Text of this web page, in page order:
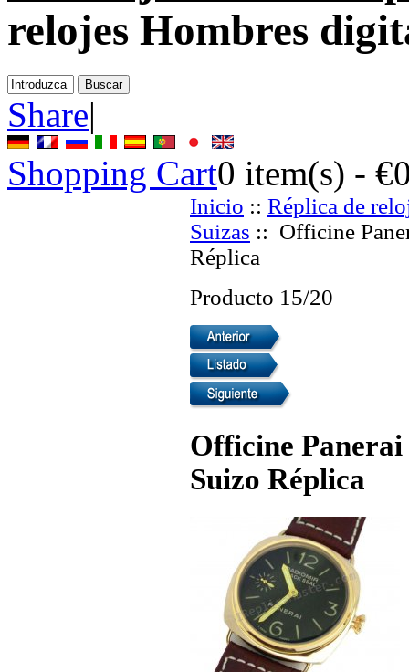
relojes Hombres
Share|
Shopping Cart0 item(s) -
Inicio :: Réplica de
Suizas :: Officine
Réplica
Producto 15/20
Officine
Suizo Réplica